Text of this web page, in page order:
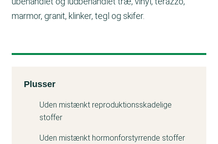
marmor, granit, klinker, tegl og skifer.
Kemitest
Plusser
Uden mistænkt reproduktionsskadelige
stoffer
Uden mistænkt hormonforstyrrende stoffer